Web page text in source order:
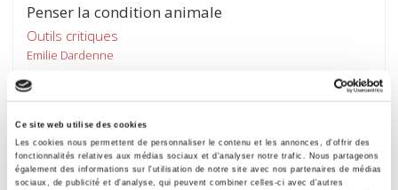
Ce site web utilise des cookies
Les cookies nous permettent de personnaliser le contenu et les annonces, d'offrir des
fonctionnalités relatives aux médias sociaux et d'analyser notre trafic. Nous partageons
également des informations sur l'utilisation de notre site avec nos partenaires de médias
sociaux, de publicité et d'analyse, qui peuvent combiner celles-ci avec d'autres
Penser la condition animale
Outils critiques
Emilie Dardenne
new